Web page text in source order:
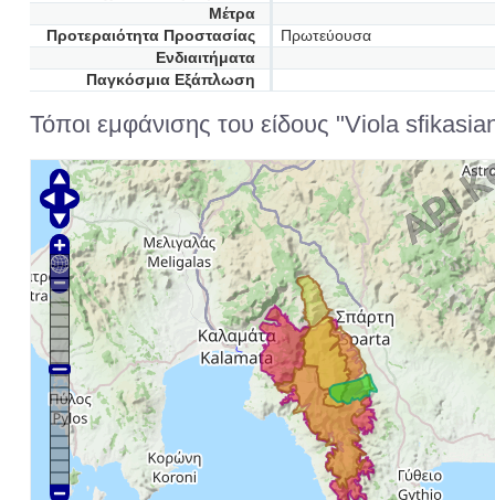
Μέτρα
Προτεραιότητα Προστασίας
Πρωτεύουσα
Ενδιαιτήματα
Παγκόσμια Εξάπλωση
Τόποι εμφάνισης του είδους "Viola